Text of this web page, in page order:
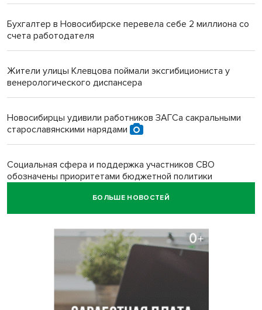
Бухгалтер в Новосибирске перевела себе 2 миллиона со
счета работодателя
Жители улицы Клевцова поймали эксгибициониста у
венерологического диспансера
Новосибирцы удивили работников ЗАГСа сакральными
старославянскими нарядами
Социальная сфера и поддержка участников СВО
обозначены приоритетами бюджетной политики
Парашютную вышку за 16 миллионов закупил детский
лагерь под Новосибирском
БОЛЬШЕ НОВОСТЕЙ